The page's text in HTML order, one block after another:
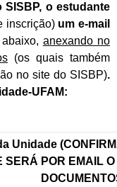
o estudante
inscrição) um e-mail
anexando no
(os quais também
no site do SISBP).
UFAM:
Unidade
SERÁ POR EMAIL